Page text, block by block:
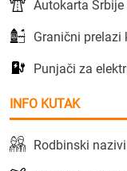
Autokarta Srbije
Granični prelazi
Punjači za
INFO KUTAK
Rodbinski nazivi